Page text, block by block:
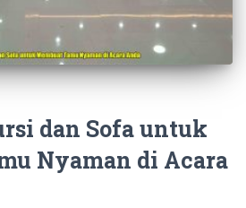
dan Sofa untuk
Nyaman di Acara